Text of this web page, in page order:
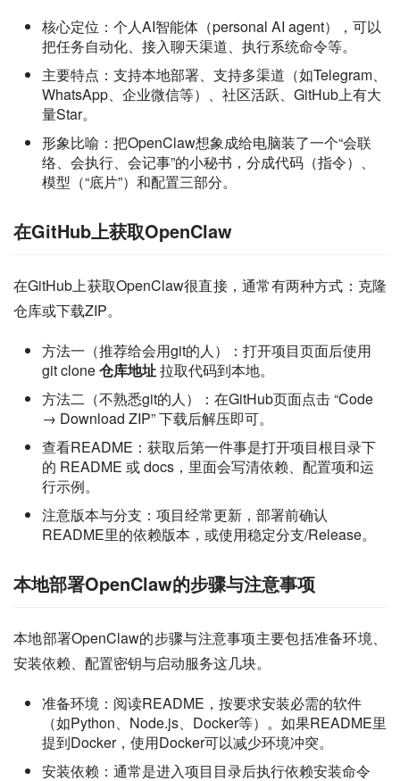
核心定位：个人AI智能体（personal AI agent），可以
把任务自动化、接入聊天渠道、执行系统命令等。
主要特点：支持本地部署、支持多渠道（如Telegram、
WhatsApp、企业微信等）、社区活跃、GitHub上有大
量Star。
形象比喻：把OpenClaw想象成给电脑装了一个“会联
络、会执行、会记事”的小秘书，分成代码（指令）、
模型（“底片”）和配置三部分。
在GitHub上获取OpenClaw
在GitHub上获取OpenClaw很直接，通常有两种方式：克隆
仓库或下载ZIP。
方法一（推荐给会用git的人）：打开项目页面后使用
git clone仓库地址拉取代码到本地。
方法二（不熟悉git的人）：在GitHub页面点击 “Code
→ Download ZIP” 下载后解压即可。
查看README：获取后第一件事是打开项目根目录下
的 README 或 docs，里面会写清依赖、配置项和运
行示例。
注意版本与分支：项目经常更新，部署前确认
README里的依赖版本，或使用稳定分支/Release。
本地部署OpenClaw的步骤与注意事项
本地部署OpenClaw的步骤与注意事项主要包括准备环境、
安装依赖、配置密钥与启动服务这几块。
准备环境：阅读README，按要求安装必需的软件
（如Python、Node.js、Docker等）。如果README里
提到Docker，使用Docker可以减少环境冲突。
安装依赖：通常是进入项目目录后执行依赖安装命令